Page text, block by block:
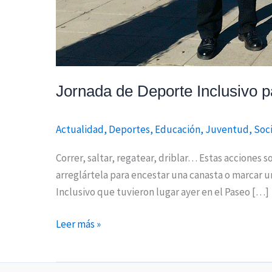
Jornada de Deporte Inclusivo
Actualidad, Deportes, Educación, Juventud,
Correr, saltar, regatear, driblar… Estas acciones
arreglártela para encestar una canasta o marcar
Inclusivo que tuvieron lugar ayer en el Paseo […]
Leer más »